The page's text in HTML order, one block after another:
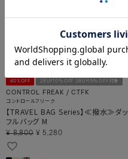
40%OFF 2BUY10％OFF 3BUY15％OFF対象
CONTROL FREAK / CTFK
コントロールフリーク
【TRAVEL BAG Series】≪撥水≫ダッ
フルバッグ M
¥ 8,800 ¥ 5,280